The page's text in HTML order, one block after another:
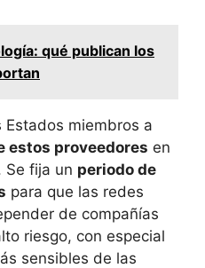
qué publican los
miembros a
estos proveedores en
Se fija un periodo de
para que las redes
de compañías
riesgo, con especial
sensibles de las